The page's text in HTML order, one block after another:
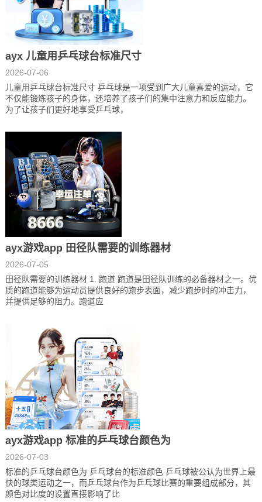
ayx 儿童用乒乓球台标准尺寸
2026-07-06
儿童用乒乓球台标准尺寸 乒乓球是一项受到广大儿童喜爱的运动，它
不仅能锻炼孩子的身体，还培养了孩子们的集中注意力和反应能力。
为了让孩子们更好地享受乒乓球，
ayx游戏app 田径队需要的训练器材
2026-07-05
田径队需要的训练器材 1. 跑道 跑道是田径队训练的必备器材之一。优
质的跑道能够为运动员提供良好的跑步表面，减少跑步时的冲击力，
并提供足够的阻力。跑道应
ayx游戏app 标准的乒乓球台颜色为
2026-07-03
标准的乒乓球台颜色为 乒乓球台的标准颜色 乒乓球被公认为世界上最
快的球类运动之一，而乒乓球台作为乒乓球比赛的重要组成部分，其
颜色对比度的设置直接影响了比